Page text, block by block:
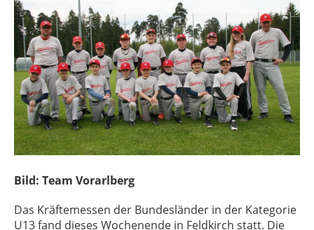
Bild: Team Vorarlberg
Das Kräftemessen der Bundesländer in der Kategorie
U13 fand dieses Wochenende in Feldkirch statt. Die